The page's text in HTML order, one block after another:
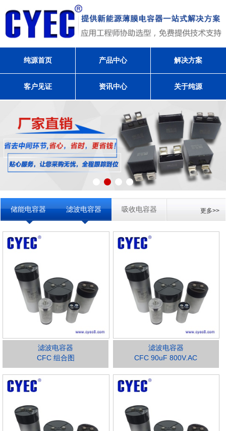
纯源首页 产品中心 解决方案
客户见证 资讯中心 关于纯源
储能电容器 滤波电容器 吸收电容器 更多>>
滤波电容器
CFC 组合图
滤波电容器
CFC 90uF 800V.AC